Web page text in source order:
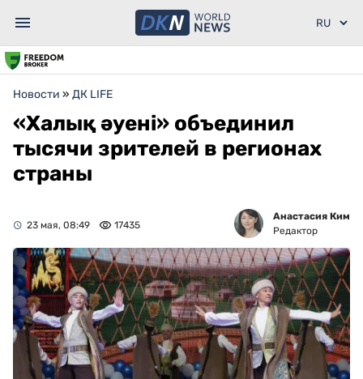
Новости » ДК LIFE
«Халық әуені» объединил
тысячи зрителей в регионах
страны
23 мая, 08:49 17435
Анастасия Ким
Редактор